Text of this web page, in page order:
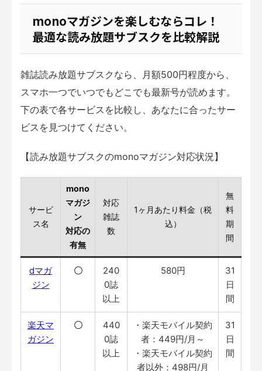
monoマガジンを楽しむならコレ！
最適な読み放題サブスクを比較解説
雑誌読み放題サブスクなら、月額500円程度から、
スマホ一つでいつでもどこでも最新号が読めます。
下の表で各サービスを比較し、あなたに合ったサー
ビスを見つけてください。
【読み放題サブスクのmonoマガジン対応状況】
サービ
ス名
mono
マガジ
ン
対応の
有無
対応
雑誌
数
1ヶ月あたり料金（税
込）
無
料
期
間
dマガ
ジン
〇
240
0誌
以上
580円
31
日
間
楽天マ
ガジン
〇
440
0誌
以上
・楽天モバイル契約
者：449円/月～
・楽天モバイル契約
者以外：498円/月
31
日
間